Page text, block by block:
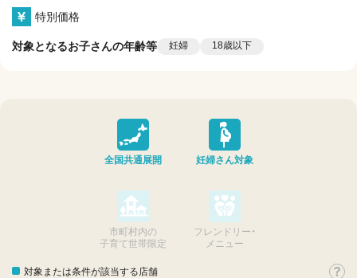
特別価格
対象となるお子さんの年齢等 妊婦 18歳以下
全国共通展開 妊婦さん対象
市町村内の
子育て世帯限定
フレンドリー・
メニュー
対象または条件が該当する店舗